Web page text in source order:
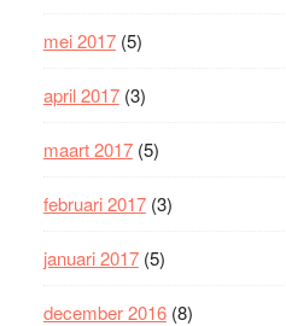
mei 2017(5)
april 2017(3)
maart 2017(5)
februari 2017(3)
januari 2017(5)
december 2016(8)